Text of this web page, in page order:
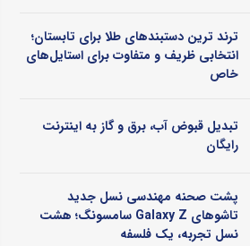
ترند ترین دستبندهای طلا برای تابستان؛
انتخابی ظریف و متفاوت برای استایل‌های
خاص
تبدیل قبوض آب، برق و گاز به اینترنت
رایگان
پشت صحنه مهندسی نسل جدید
تاشوهای Galaxy Z سامسونگ؛ هشت
نسل تجربه، یک فلسفه